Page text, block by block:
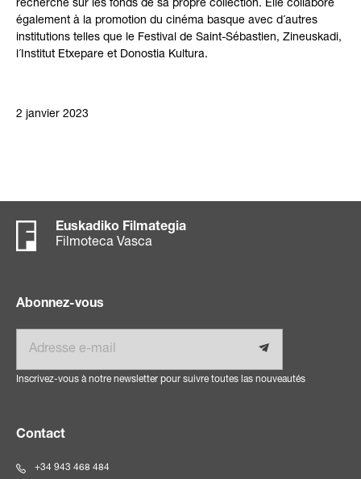
recherche sur les fonds de sa propre collection. Elle collabore
également à la promotion du cinéma basque avec d´autres
institutions telles que le Festival de Saint-Sébastien, Zineuskadi,
l´Institut Etxepare et Donostia Kultura.
2 janvier 2023
Euskadiko Filmategia
Filmoteca Vasca
Abonnez-vous
Inscrivez-vous à notre newsletter pour suivre toutes las nouveautés
Contact
+34 943 468 484